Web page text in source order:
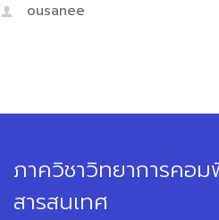
ousanee
ภาควิชาวิทยาการคอม
สารสนเทศ